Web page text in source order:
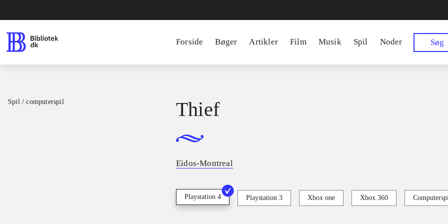
Forside Bøger Artikler Film Musik Spil Noder Søg
Spil / computerspil Thief
Eidos-Montreal
Playstation 4 Playstation 3 Xbox one Xbox 360